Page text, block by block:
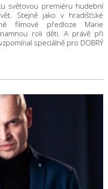
světovou premiéru hudební
Stejně jako v hradišťské
filmové předloze Marie
roli děti. A právě při
speciálně pro DOBRÝ